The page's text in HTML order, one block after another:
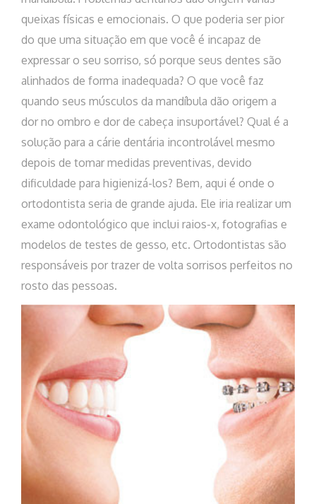
queixas físicas e emocionais. O que poderia ser pior
do que uma situação em que você é incapaz de
expressar o seu sorriso, só porque seus dentes são
alinhados de forma inadequada? O que você faz
quando seus músculos da mandíbula dão origem a
dor no ombro e dor de cabeça insuportável? Qual é a
solução para a cárie dentária incontrolável mesmo
depois de tomar medidas preventivas, devido
dificuldade para higienizá-los? Bem, aqui é onde o
ortodontista seria de grande ajuda. Ele iria realizar um
exame odontológico que inclui raios-x, fotografias e
modelos de testes de gesso, etc. Ortodontistas são
responsáveis ​​por trazer de volta sorrisos perfeitos no
rosto das pessoas.